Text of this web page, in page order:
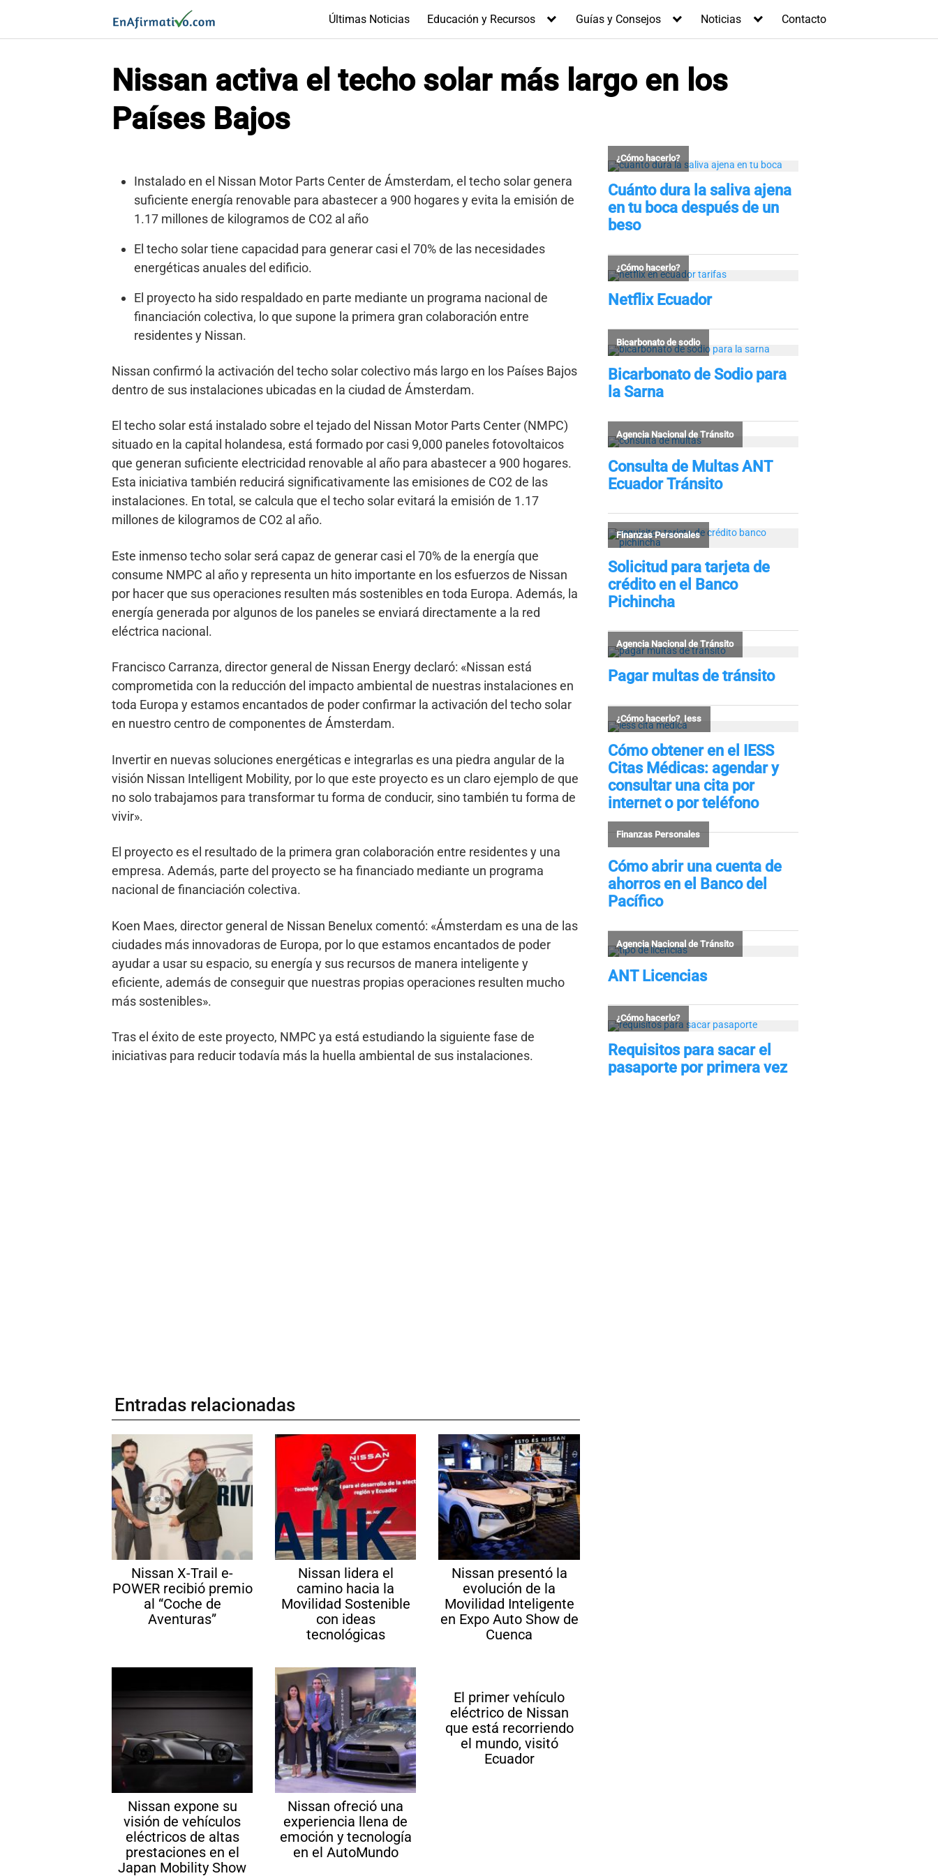
contenido
Últimas Noticias Educación y Recursos Guías y Consejos Noticias Contacto
Nissan activa el techo solar más largo en los
Países Bajos
Instalado en el Nissan Motor Parts Center de Ámsterdam, el techo solar genera
suficiente energía renovable para abastecer a 900 hogares y evita la emisión de
1.17 millones de kilogramos de CO2 al año
El techo solar tiene capacidad para generar casi el 70% de las necesidades
energéticas anuales del edificio.
El proyecto ha sido respaldado en parte mediante un programa nacional de
financiación colectiva, lo que supone la primera gran colaboración entre
residentes y Nissan.
Nissan confirmó la activación del techo solar colectivo más largo en los Países Bajos
dentro de sus instalaciones ubicadas en la ciudad de Ámsterdam.
El techo solar está instalado sobre el tejado del Nissan Motor Parts Center (NMPC)
situado en la capital holandesa, está formado por casi 9,000 paneles fotovoltaicos
que generan suficiente electricidad renovable al año para abastecer a 900 hogares.
Esta iniciativa también reducirá significativamente las emisiones de CO2 de las
instalaciones. En total, se calcula que el techo solar evitará la emisión de 1.17
millones de kilogramos de CO2 al año.
Este inmenso techo solar será capaz de generar casi el 70% de la energía que
consume NMPC al año y representa un hito importante en los esfuerzos de Nissan
por hacer que sus operaciones resulten más sostenibles en toda Europa. Además, la
energía generada por algunos de los paneles se enviará directamente a la red
eléctrica nacional.
Francisco Carranza, director general de Nissan Energy declaró: «Nissan está
comprometida con la reducción del impacto ambiental de nuestras instalaciones en
toda Europa y estamos encantados de poder confirmar la activación del techo solar
en nuestro centro de componentes de Ámsterdam.
Invertir en nuevas soluciones energéticas e integrarlas es una piedra angular de la
visión Nissan Intelligent Mobility, por lo que este proyecto es un claro ejemplo de que
no solo trabajamos para transformar tu forma de conducir, sino también tu forma de
vivir».
El proyecto es el resultado de la primera gran colaboración entre residentes y una
empresa. Además, parte del proyecto se ha financiado mediante un programa
nacional de financiación colectiva.
Koen Maes, director general de Nissan Benelux comentó: «Ámsterdam es una de las
ciudades más innovadoras de Europa, por lo que estamos encantados de poder
ayudar a usar su espacio, su energía y sus recursos de manera inteligente y
eficiente, además de conseguir que nuestras propias operaciones resulten mucho
más sostenibles».
Tras el éxito de este proyecto, NMPC ya está estudiando la siguiente fase de
iniciativas para reducir todavía más la huella ambiental de sus instalaciones.
Entradas relacionadas
Nissan X-Trail e-
POWER recibió premio
al “Coche de
Aventuras”
Nissan lidera el
camino hacia la
Movilidad Sostenible
con ideas
tecnológicas
Nissan presentó la
evolución de la
Movilidad Inteligente
en Expo Auto Show de
Cuenca
Nissan expone su
visión de vehículos
eléctricos de altas
prestaciones en el
Japan Mobility Show
Nissan ofreció una
experiencia llena de
emoción y tecnología
en el AutoMundo
El primer vehículo
eléctrico de Nissan
que está recorriendo
el mundo, visitó
Ecuador